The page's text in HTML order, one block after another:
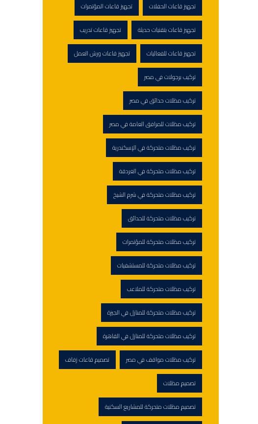
تجهيز قاعات الحفلات تجهيز قاعات المؤتمرات
تجهيز قاعات بتقنيات حديثة تجهيز قاعات تدريب
تجهيز قاعات للفعاليات تجهيز قاعات ورش العمل
تركيب برجولات في مصر
تركيب مظلات حدائق في مصر
تركيب مظلات للمرافق العامة في مصر
تركيب مظلات متحركة في الإسكندرية
تركيب مظلات متحركة في الغردقة
تركيب مظلات متحركة في شرم الشيخ
تركيب مظلات متحركة للحدائق
تركيب مظلات متحركة للمؤتمرات
تركيب مظلات متحركة للمستشفيات
تركيب مظلات متحركة للملاعب
تركيب مظلات متحركة للمنازل في الجيزة
تركيب مظلات متحركة للمنازل في القاهرة
تركيب مظلات مواقف في مصر تصميم قاعات زفاف
تصميم مظلات
تصميم مظلات متحركة للمشاريع السكنية